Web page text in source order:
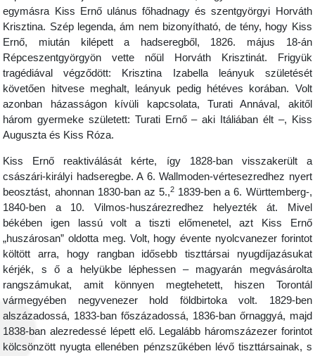
egymásra Kiss Ernő ulánus főhadnagy és szentgyörgyi Horváth
Krisztina. Szép legenda, ám nem bizonyítható, de tény, hogy Kiss
Ernő, miután kilépett a hadseregből, 1826. május 18-án
Répceszentgyörgyön vette nőül Horváth Krisztinát. Frigyük
tragédiával végződött: Krisztina Izabella leányuk születését
követően hitvese meghalt, leányuk pedig hétéves korában. Volt
azonban házasságon kívüli kapcsolata, Turati Annával, akitől
három gyermeke született: Turati Ernő – aki Itáliában élt –, Kiss
Auguszta és Kiss Róza.
Kiss Ernő reaktiválását kérte, így 1828-ban visszakerült a
császári-királyi hadseregbe. A 6. Wallmoden-vértesezredhez nyert
beosztást, ahonnan 1830-ban az 5.,2 1839-ben a 6. Württemberg-,
1840-ben a 10. Vilmos-huszárezredhez helyezték át. Mivel
békében igen lassú volt a tiszti előmenetel, azt Kiss Ernő
„huszárosan” oldotta meg. Volt, hogy évente nyolcvanezer forintot
költött arra, hogy rangban idősebb tiszttársai nyugdíjazásukat
kérjék, s ő a helyükbe léphessen – magyarán megvásárolta
rangszámukat, amit könnyen megtehetett, hiszen Torontál
vármegyében negyvenezer hold földbirtoka volt. 1829-ben
alszázadossá, 1833-ban főszázadossá, 1836-ban őrnaggyá, majd
1838-ban alezredessé lépett elő. Legalább háromszázezer forintot
kölcsönzött nyugta ellenében pénzszűkében lévő tiszttársainak, s